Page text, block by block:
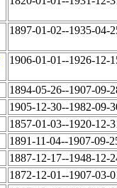
1897-01-02--1935-04-
1906-01-01--1926-12-
1894-05-26--1907-09-
1905-12-30--1982-09-
1857-01-03--1920-12-
1891-11-04--1907-09-
1887-12-17--1948-12-
1872-12-01--1907-03-